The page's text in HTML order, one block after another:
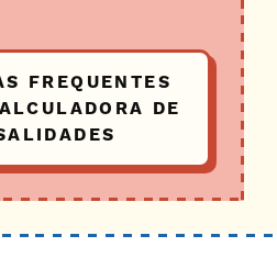
FREQUENTES
DE